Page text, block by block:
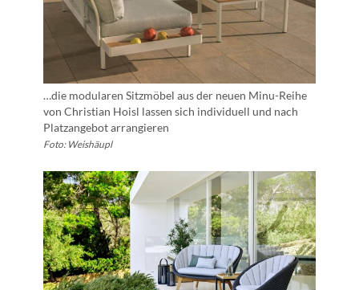
…die modularen Sitzmöbel aus der neuen Minu-Reihe
von Christian Hoisl lassen sich individuell und nach
Platzangebot arrangieren
Foto: Weishäupl